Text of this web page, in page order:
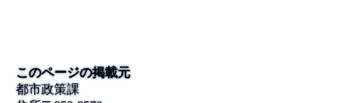
このページの掲載元
都市政策課